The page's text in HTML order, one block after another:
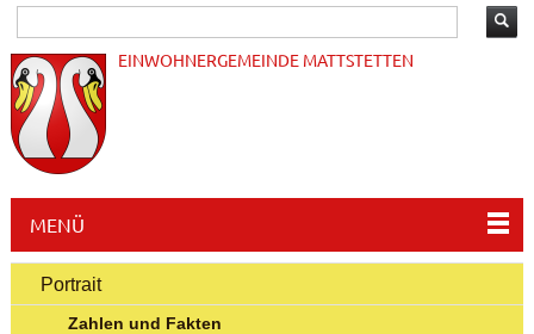
EINWOHNERGEMEINDE MATTSTETTEN
MENÜ
Portrait
Zahlen und Fakten